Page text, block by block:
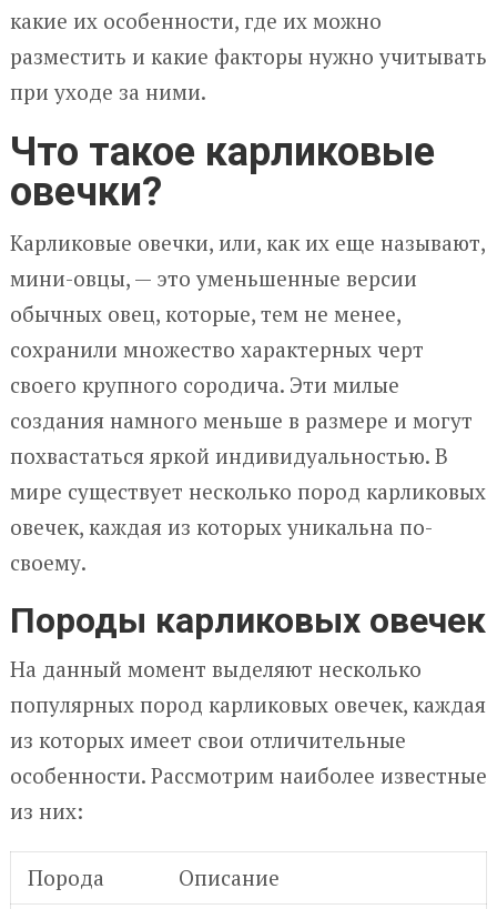
какие их особенности, где их можно
разместить и какие факторы нужно учитывать
при уходе за ними.
Что такое карликовые
овечки?
Карликовые овечки, или, как их еще называют,
мини-овцы, — это уменьшенные версии
обычных овец, которые, тем не менее,
сохранили множество характерных черт
своего крупного сородича. Эти милые
создания намного меньше в размере и могут
похвастаться яркой индивидуальностью. В
мире существует несколько пород карликовых
овечек, каждая из которых уникальна по-
своему.
Породы карликовых овечек
На данный момент выделяют несколько
популярных пород карликовых овечек, каждая
из которых имеет свои отличительные
особенности. Рассмотрим наиболее известные
из них:
Порода
Описание